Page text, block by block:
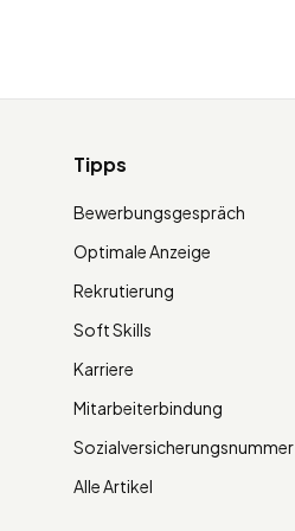
Tipps
Bewerbungsgespräch
Optimale Anzeige
Rekrutierung
Soft Skills
Karriere
Mitarbeiterbindung
Sozialversicherungsnummer
Alle Artikel